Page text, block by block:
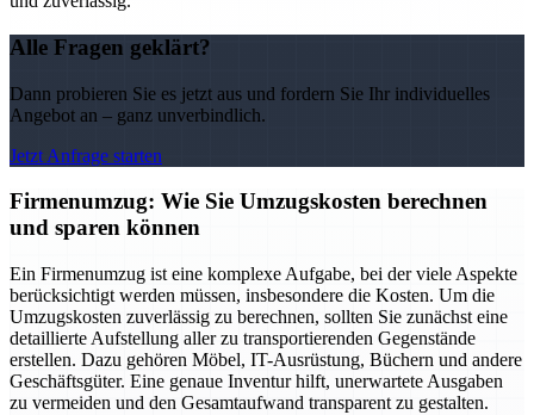
Alle Fragen geklärt?
Dann probieren Sie es jetzt aus und fordern Sie Ihr individuelles
Angebot an – ganz unverbindlich.
Jetzt Anfrage starten
Firmenumzug: Wie Sie Umzugskosten berechnen
und sparen können
Ein Firmenumzug ist eine komplexe Aufgabe, bei der viele Aspekte
berücksichtigt werden müssen, insbesondere die Kosten. Um die
Umzugskosten zuverlässig zu berechnen, sollten Sie zunächst eine
detaillierte Aufstellung aller zu transportierenden Gegenstände
erstellen. Dazu gehören Möbel, IT-Ausrüstung, Büchern und andere
Geschäftsgüter. Eine genaue Inventur hilft, unerwartete Ausgaben
zu vermeiden und den Gesamtaufwand transparent zu gestalten.